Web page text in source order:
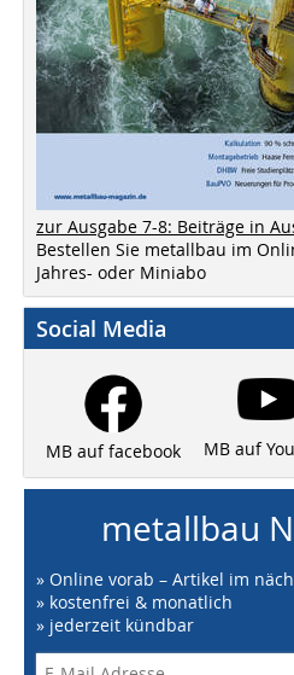
zur Ausgabe 7-8: Beiträge in
Bestellen Sie metallbau im
Jahres- oder Miniabo
Social Media
MB auf facebook MB auf
metallbau
» Online vorab – Artikel im
» kostenfrei & monatlich
» jederzeit kündbar